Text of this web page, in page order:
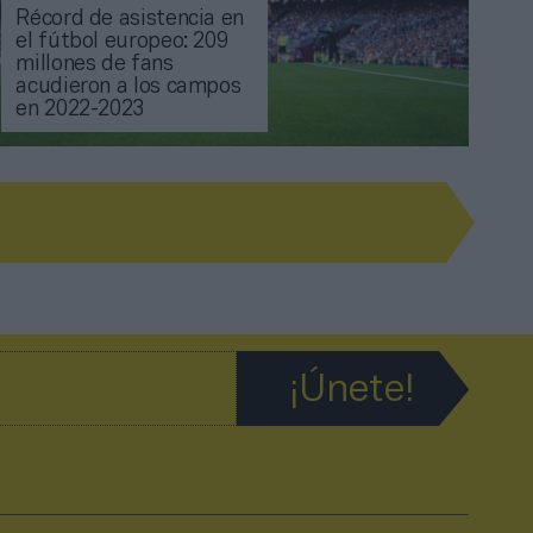
Récord de asistencia en
el fútbol europeo: 209
millones de fans
acudieron a los campos
en 2022-2023